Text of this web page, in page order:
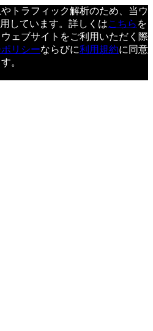
トラフィック解析のため、当ウ
しています。詳しくはこちら を
ェブサイトをご利用いただく際
リシーならびに利用規約に同意
。